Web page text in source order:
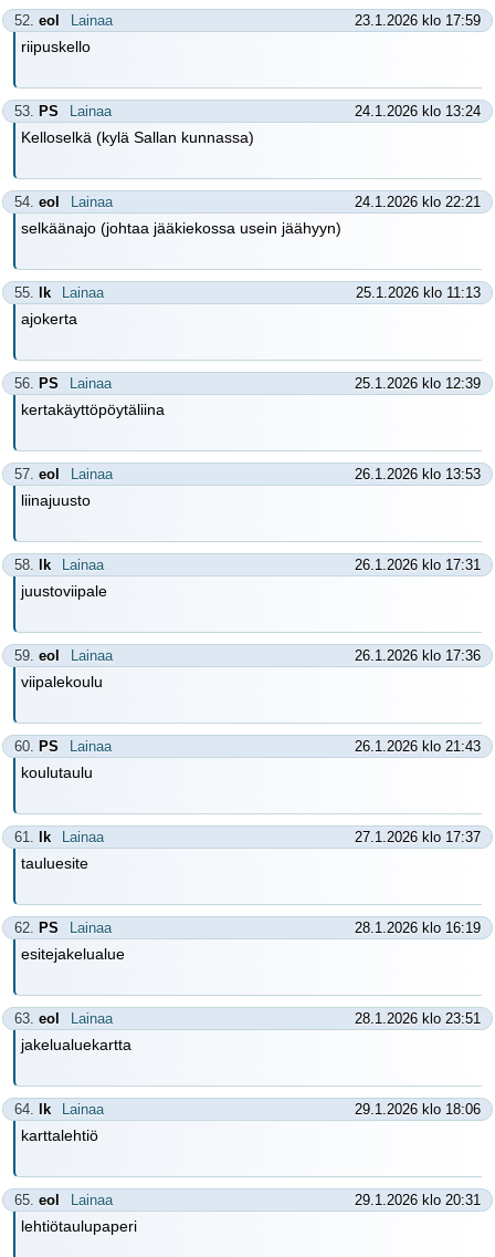
52. eol Lainaa 23.1.2026 klo 17:59
riipuskello
53. PS Lainaa 24.1.2026 klo 13:24
Kelloselkä (kylä Sallan kunnassa)
54. eol Lainaa 24.1.2026 klo 22:21
selkäänajo (johtaa jääkiekossa usein jäähyyn)
55. lk Lainaa 25.1.2026 klo 11:13
ajokerta
56. PS Lainaa 25.1.2026 klo 12:39
kertakäyttöpöytäliina
57. eol Lainaa 26.1.2026 klo 13:53
liinajuusto
58. lk Lainaa 26.1.2026 klo 17:31
juustoviipale
59. eol Lainaa 26.1.2026 klo 17:36
viipalekoulu
60. PS Lainaa 26.1.2026 klo 21:43
koulutaulu
61. lk Lainaa 27.1.2026 klo 17:37
tauluesite
62. PS Lainaa 28.1.2026 klo 16:19
esitejakelualue
63. eol Lainaa 28.1.2026 klo 23:51
jakelualuekartta
64. lk Lainaa 29.1.2026 klo 18:06
karttalehtiö
65. eol Lainaa 29.1.2026 klo 20:31
lehtiötaulupaperi